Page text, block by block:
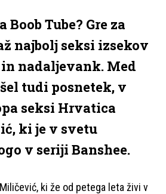
Boob Tube? Gre za
najbolj seksi izsekov
nadaljevank. Med
tudi posnetek, v
seksi Hrvatica
ki je v svetu
v seriji Banshee.
ki že od petega leta živi v